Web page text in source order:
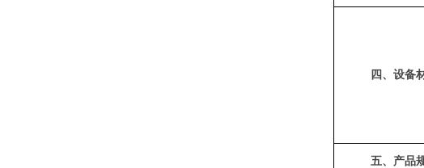
四 、设备
五、 产品